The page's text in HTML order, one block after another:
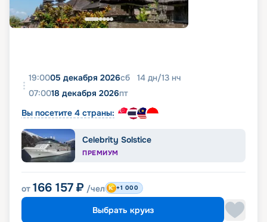
19:0005 декабря 2026сб 14 дн/13 нч
07:0018 декабря 2026пт
Вы посетите 4 страны:
Celebrity Solstice
ПРЕМИУМ
от 166 157 ₽ /чел +1 000
Выбрать круиз